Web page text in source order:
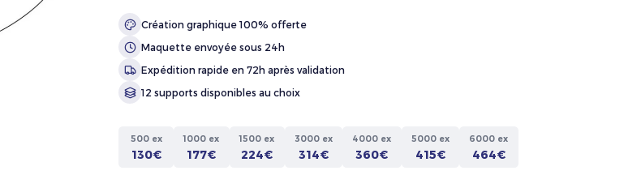
Création graphique 100% offerte
Maquette envoyée sous 24h
Expédition rapide en 72h après validation
12 supports disponibles au choix
500 ex
130€
1000 ex
177€
1500 ex
224€
3000 ex
314€
4000 ex
360€
5000 ex
415€
6000 ex
464€